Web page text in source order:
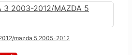
mazda 5 2005-2012